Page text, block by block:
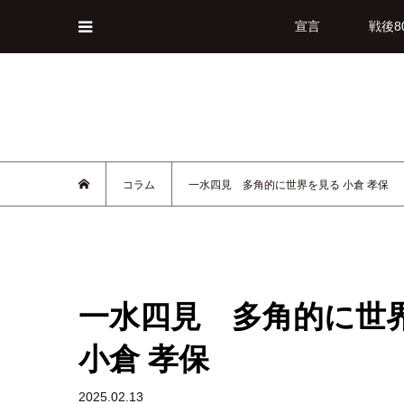
宣言 戦後
コラム 一水四見 多角的に世界を見る 小倉 孝保
一水四見 多角的に世
小倉 孝保
2025.02.13